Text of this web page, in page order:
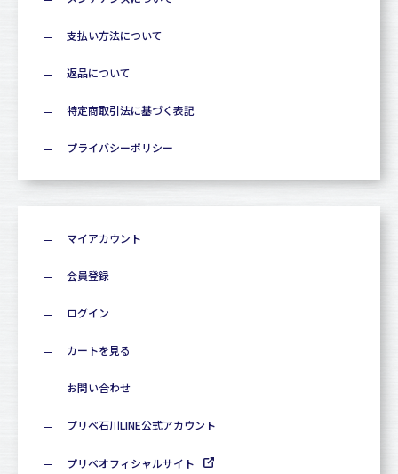
支払い方法について
返品について
特定商取引法に基づく表記
プライバシーポリシー
マイアカウント
会員登録
ログイン
カートを見る
お問い合わせ
プリベ石川LINE公式アカウント
プリベオフィシャルサイト